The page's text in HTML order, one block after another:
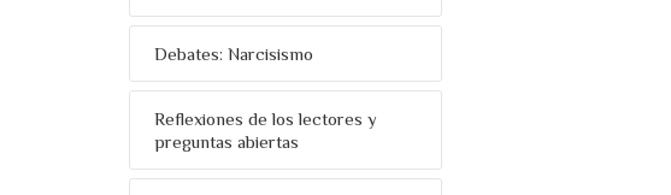
Debates: Narcisismo
Reflexiones de los lectores y
preguntas abiertas